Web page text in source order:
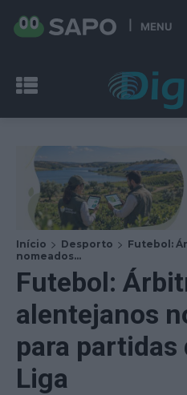
MENU
Início Desporto
Futebol:
nomeados...
Futebol:
alentejanos
para partidas
Liga